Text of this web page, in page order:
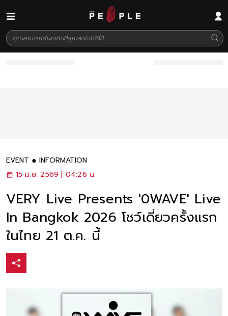
EVENT
INFORMATION
15 มิ.ย. 2569 | 04:26 น.
VERY Live Presents '0WAVE' Live
In Bangkok 2026 โชว์เดี่ยวครั้งแรก
ในไทย 21 ต.ค. นี้